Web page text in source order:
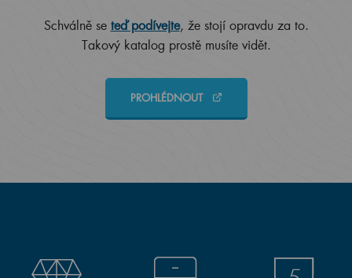
Schválně se teď podívejte, že stojí opravdu za to.
Takový katalog prostě musíte vidět.
PROHLÉDNOUT